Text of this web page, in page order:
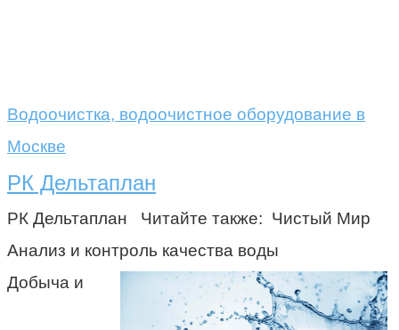
Водоочистка, водоочистное оборудование в
Москве
РК Дельтаплан
РК Дельтаплан Читайте также: Чистый Мир
Анализ и контроль качества воды
Добыча и